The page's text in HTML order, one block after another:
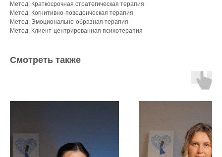
Метод: Краткосрочная стратегическая терапия
Метод: Когнитивно-поведенческая терапия
Метод: Эмоционально-образная терапия
Метод: Клиент-центрированная психотерапия
Смотреть также